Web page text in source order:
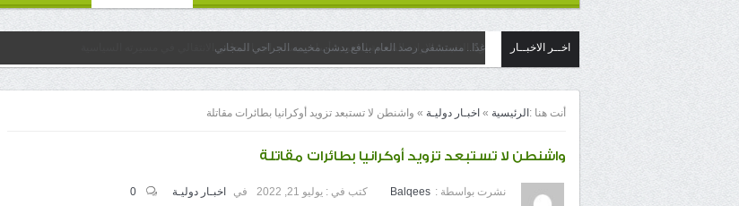
اخــر الاخبــار غدًا.. مستشفى رصد العام بيافع يدشن مخيمه الجراحي المجاني
أنت هنا : الرئيسية » اخبـار دوليـة » واشنطن لا تستبعد تزويد أوكرانيا بطائرات مقاتلة
واشنطن لا تستبعد تزويد أوكرانيا بطائرات مقاتلة
نشرت بواسطة : Balqees كتب في : يوليو 21, 2022 في اخبـار دوليـة 0